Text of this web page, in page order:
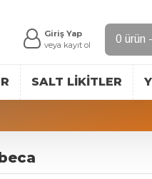
Giriş Yap
veya kayıt ol
0 ürün
SALT LIKITLER